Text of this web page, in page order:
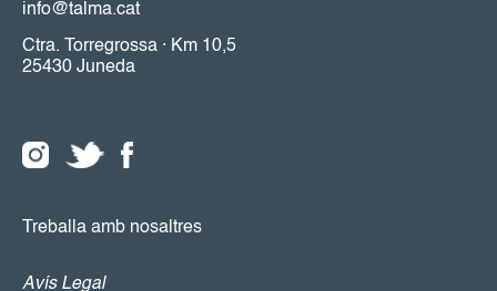
info@talma.cat
Ctra. Torregrossa · Km 10,5
25430 Juneda
Treballa amb nosaltres
Avís Legal